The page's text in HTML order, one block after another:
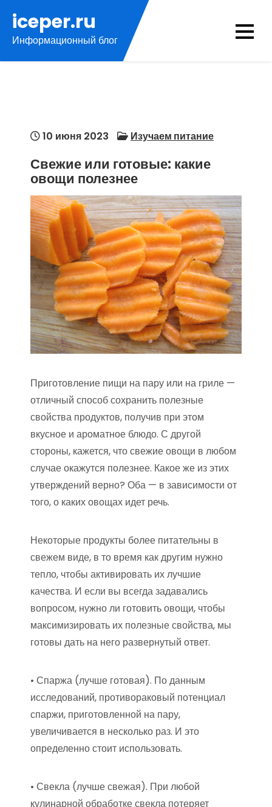
содержимому
iceper.ru
Информационный блог
10 июня 2023 Изучаем питание
Свежие или готовые: какие
овощи полезнее
Приготовление пищи на пару или на гриле —
отличный способ сохранить полезные
свойства продуктов, получив при этом
вкусное и ароматное блюдо. С другой
стороны, кажется, что свежие овощи в любом
случае окажутся полезнее. Какое же из этих
утверждений верно? Оба — в зависимости от
того, о каких овощах идет речь.
Некоторые продукты более питательны в
свежем виде, в то время как другим нужно
тепло, чтобы активировать их лучшие
качества. И если вы всегда задавались
вопросом, нужно ли готовить овощи, чтобы
максимизировать их полезные свойства, мы
готовы дать на него развернутый ответ.
• Спаржа (лучше готовая). По данным
исследований, противораковый потенциал
спаржи, приготовленной на пару,
увеличивается в несколько раз. И это
определенно стоит использовать.
• Свекла (лучше свежая). При любой
кулинарной обработке свекла потеряет